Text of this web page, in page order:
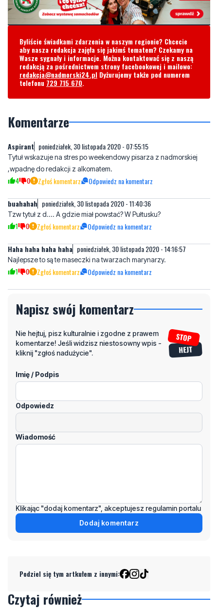
Byliście świadkami zdarzenia w naszym regionie? Chcecie
aby nasza redakcja zajęła się jakimś tematem? Czekamy na
Wasze sygnały i informacje. Można kontaktować się z naszą
redakcja@nadmorski24.plDyżurujemy także pod numerem
telefonu729 715 670.
Komentarze
Tytuł wskazuje na stres po weekendowy pisarza z nadmorskiej
4 0 Zgłoś komentarz Odpowiedz na komentarz
buahahah poniedziałek, 30 listopada 2020 - 11:40:36
Tzw tytuł z d.... A gdzie miał powstać? W Pułtusku?
Haha haha haha haha poniedziałek, 30 listopada 2020 - 14:16:57
Najlepsze to są te maseczki na twarzach marynarzy.
Napisz swój komentarz
komentarze! Jeśli widzisz niestosowny wpis -
kliknij "zgłoś nadużycie".
Imię / Podpis
Odpowiedz
Wiadomość